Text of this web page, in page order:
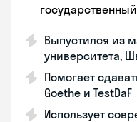
Выпустился из
университета,
Помогает
Goethe и TestDaF
Использует